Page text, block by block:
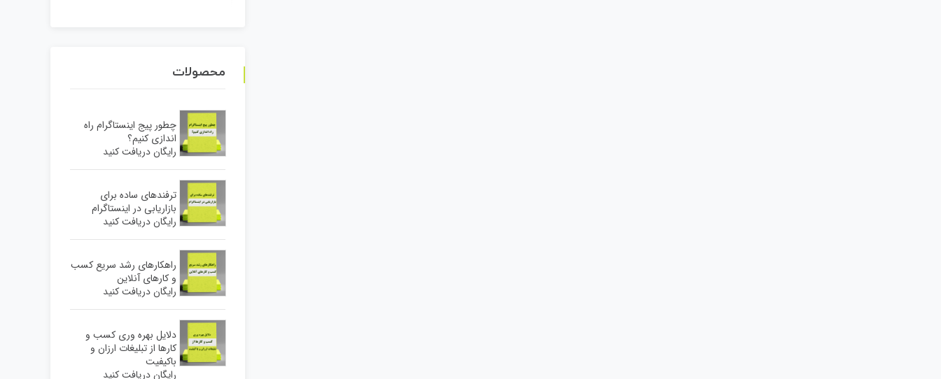
محصولات
چطور پیج اینستاگرام راه
اندازی کنیم؟
رایگان دریافت کنید
ترفندهای ساده برای
بازاریابی در اینستاگرام
رایگان دریافت کنید
راهکارهای رشد سریع کسب
و کارهای آنلاین
رایگان دریافت کنید
دلایل بهره وری کسب و
کارها از تبلیغات ارزان و
باکیفیت
رایگان دریافت کنید